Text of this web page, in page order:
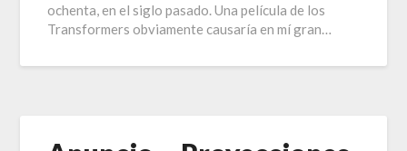
ochenta, en el siglo pasado. Una película de los
Transformers obviamente causaría en mí gran…